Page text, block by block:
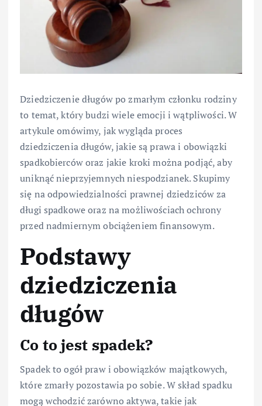
Dziedziczenie długów po zmarłym członku rodziny
to temat, który budzi wiele emocji i wątpliwości. W
artykule omówimy, jak wygląda proces
dziedziczenia długów, jakie są prawa i obowiązki
spadkobierców oraz jakie kroki można podjąć, aby
uniknąć nieprzyjemnych niespodzianek. Skupimy
się na odpowiedzialności prawnej dziedziców za
długi spadkowe oraz na możliwościach ochrony
przed nadmiernym obciążeniem finansowym.
Podstawy
dziedziczenia
długów
Co to jest spadek?
Spadek to ogół praw i obowiązków majątkowych,
które zmarły pozostawia po sobie. W skład spadku
mogą wchodzić zarówno aktywa, takie jak